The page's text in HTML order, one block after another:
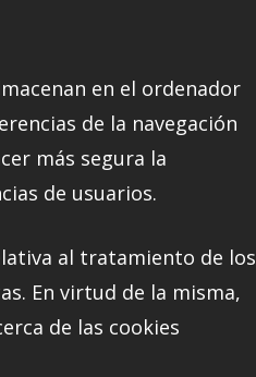
en el ordenador
de la navegación
más segura la
de usuarios.
al tratamiento de los
En virtud de la misma,
de las cookies